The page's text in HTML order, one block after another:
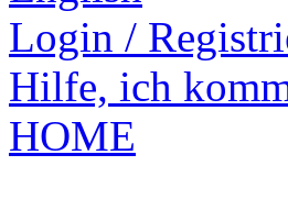
Login /
Hilfe, ich
HOME